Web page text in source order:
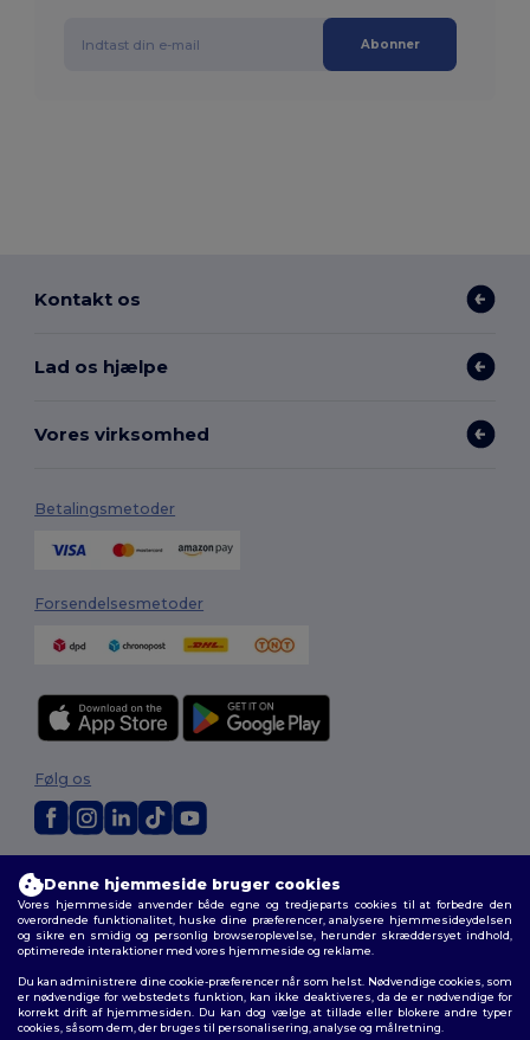
Abonner
Kontakt os
Lad os hjælpe
Vores virksomhed
Betalingsmetoder
Forsendelsesmetoder
Vilkår og Betingelser|Tilpasset politik |Fortrolighedspolitik
cookies|Sitemap
Følg os
Denne hjemmeside bruger cookies
Vores hjemmeside anvender både egne og tredjeparts cookies til at forbedre den
overordnede funktionalitet, huske dine præferencer, analysere hjemmesideydelsen
og sikre en smidig og personlig browseroplevelse, herunder skræddersyet indhold,
optimerede interaktioner med vores hjemmeside og reklame.
Du kan administrere dine cookie-præferencer når som helst. Nødvendige cookies, som
er nødvendige for webstedets funktion, kan ikke deaktiveres, da de er nødvendige for
korrekt drift af hjemmesiden. Du kan dog vælge at tillade eller blokere andre typer
cookies, såsom dem, der bruges til personalisering, analyse og målretning.